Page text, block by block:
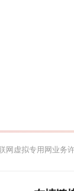
网虚拟专用网业务